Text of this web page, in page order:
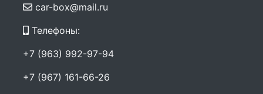
car-box@mail.ru
Телефоны:
+7 (963) 992-97-94
+7 (967) 161-66-26